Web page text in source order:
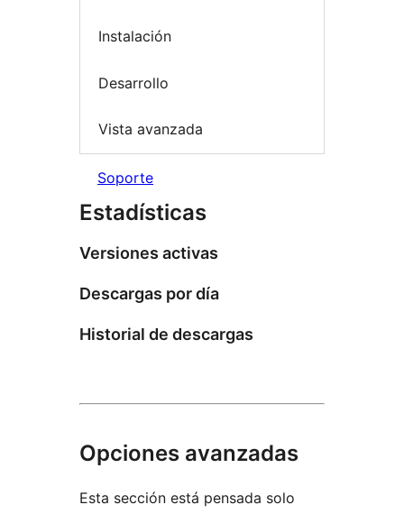
Instalación
Desarrollo
Vista avanzada
Soporte
Estadísticas
Versiones activas
Descargas por día
Historial de descargas
Opciones avanzadas
Esta sección está pensada solo